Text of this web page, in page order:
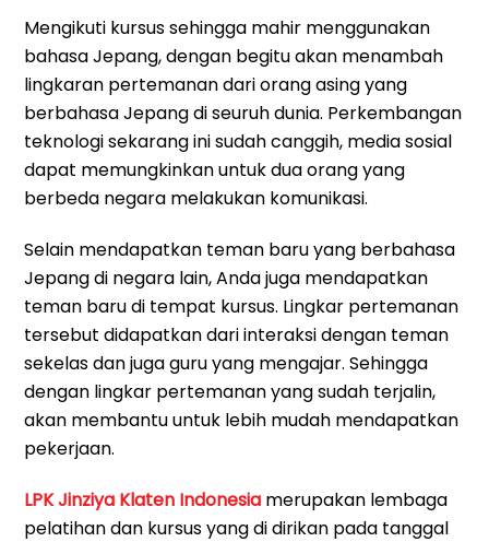
Mengikuti kursus sehingga mahir menggunakan
bahasa Jepang, dengan begitu akan menambah
lingkaran pertemanan dari orang asing yang
berbahasa Jepang di seuruh dunia. Perkembangan
teknologi sekarang ini sudah canggih, media sosial
dapat memungkinkan untuk dua orang yang
berbeda negara melakukan komunikasi.
Selain mendapatkan teman baru yang berbahasa
Jepang di negara lain, Anda juga mendapatkan
teman baru di tempat kursus. Lingkar pertemanan
tersebut didapatkan dari interaksi dengan teman
sekelas dan juga guru yang mengajar. Sehingga
dengan lingkar pertemanan yang sudah terjalin,
akan membantu untuk lebih mudah mendapatkan
pekerjaan.
LPK Jinziya Klaten Indonesia merupakan lembaga
pelatihan dan kursus yang di dirikan pada tanggal